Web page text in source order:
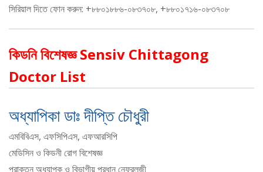
সিরিয়াল দিতে ফোন করুন: +৮৮০১৮৮৬-০৮৩৭০৮, +৮৮০১৭১৬-০৮৩৭০৮
কিডনি বিশেষজ্ঞ Sensiv Chittagong
Doctor List
অধ্যাপিকা ডাঃ দীপ্তি চৌধুরী
এমবিবিএস, এফসিপিএস, এফআরসিপি
মেডিসিন ও কিডনী রোগ বিশেষজ্ঞ
প্রাক্তন অধ্যাপক ও বিভাগীয় প্রধান নেফ্রলজী